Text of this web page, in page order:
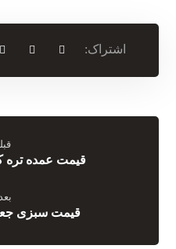
قیمت عمده
قیمت سبزی